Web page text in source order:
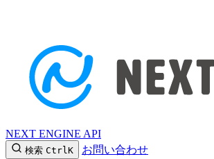
NEXT ENGINE API
検索 CtrlK
お問い合わせ